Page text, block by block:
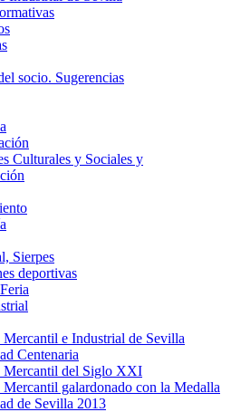
socio. Sugerencias
Culturales y Sociales y
Sierpes
deportivas
e Industrial de Sevilla
Centenaria
Mercantil del Siglo XXI
galardonado con la Medalla
de Sevilla 2013